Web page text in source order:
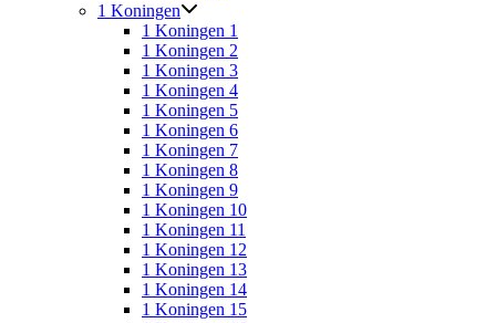
1 Koningen
1 Koningen 1
1 Koningen 2
1 Koningen 3
1 Koningen 4
1 Koningen 5
1 Koningen 6
1 Koningen 7
1 Koningen 8
1 Koningen 9
1 Koningen 10
1 Koningen 11
1 Koningen 12
1 Koningen 13
1 Koningen 14
1 Koningen 15